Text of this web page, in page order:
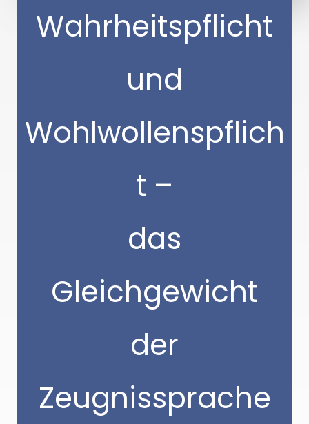
Wahrheitspflicht
und
Wohlwollenspflich
t –
das
Gleichgewicht
der
Zeugnissprache